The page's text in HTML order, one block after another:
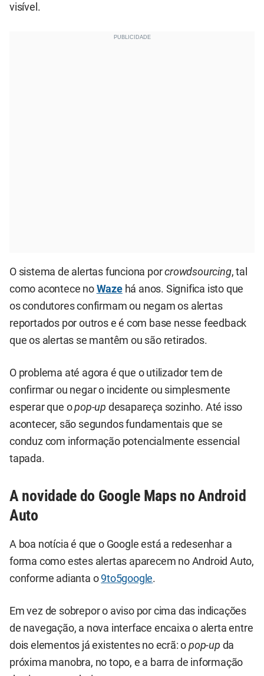
visível.
O sistema de alertas funciona porcrowdsourcing, tal
como acontece no Wazehá anos. Significa isto que
os condutores confirmam ou negam os alertas
reportados por outros e é com base nesse feedback
que os alertas se mantêm ou são retirados.
O problema até agora é que o utilizador tem de
confirmar ou negar o incidente ou simplesmente
esperar que opop-up desapareça sozinho. Até isso
acontecer, são segundos fundamentais que se
conduz com informação potencialmente essencial
tapada.
A novidade do Google Maps no Android
Auto
A boa notícia é que o Google está a redesenhar a
forma como estes alertas aparecem no Android Auto,
conforme adianta o9to5google.
Em vez de sobrepor o aviso por cima das indicações
de navegação, a nova interface encaixa o alerta entre
dois elementos já existentes no ecrã: o pop-up da
próxima manobra, no topo, e a barra de informação